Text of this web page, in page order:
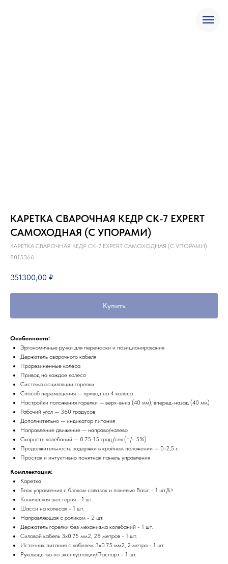
КАРЕТКА СВАРОЧНАЯ КЕДР СК-7 EXPERT
САМОХОДНАЯ (С УПОРАМИ)
КАРЕТКА СВАРОЧНАЯ КЕДР СК-7 EXPERT САМОХОДНАЯ (С УПОРАМИ)
8015366
351300,00 ₽
Купить
Особенности:
Эргономичные ручки для переноски и позиционирования
Держатель сварочного кабеля
Прорезиненные колеса
Привод на каждое колесо
Система осцилляции горелки
Способ перемещения — привод на 4 колеса
Настройки положения горелки — верх-вниз (40 мм); вперед-назад (40 мм)
Рабочий угол — 360 градусов
Дополнительно — индикатор питания
Направление движение — направо/налево
Скорость колебаний — 0.75-15 град./сек.(+/- 5%)
Продолжительность задержки в крайнем положении — 0-2,5 с
Простая и интуитивно понятная панель управления
Комплектация:
Каретка
Блок управления с блоком салазок и панелью Basic - 1 шт./li>
Коническая шестерня - 1 шт.
Шасси на колесах - 1 шт.
Направляющая с роликом - 2 шт.
Держатель горелки без механизма колебаний - 1 шт.
Силовой кабель 3x0.75 мм2, 28 метров - 1 шт.
Источник питания с кабелем 3x0.75 мм2, 2 метра - 1 шт.
Руководство по эксплуатации/Паспорт - 1 шт.
Партнеры компании
Наши главные партнеры